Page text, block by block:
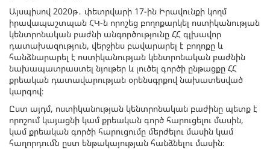
Այսպիսով 2020թ․ փետրվարի 17-ին Իրավունքի կողմ
իրավապաշտպան ՀԿ-ն որոշեց բողոքարկել ոստիկանության
կենտրոնական բաժնի անգործությունը ՀՀ գլխավոր
դատախազություն, վերջինս բավարարել է բողոքը և
հանձնարարել է ոստիկանության կենտրոնական բաժնին
նախապատրաստել նյութեր և լուծել գործի ընթացքը ՀՀ
քրեական դատավարության օրենսգրքով նախատեսված
կարգով։
Ըստ այդմ, ոստիկանության կենտրոնական բաժինը պետք է
որոշում կայացնի կամ քրեական գործ հարուցելու մասին,
կամ քրեական գործի հարուցումը մերժելու մասին կամ
հաղորդումն ըստ ենթակայության հանձնելու մասին։